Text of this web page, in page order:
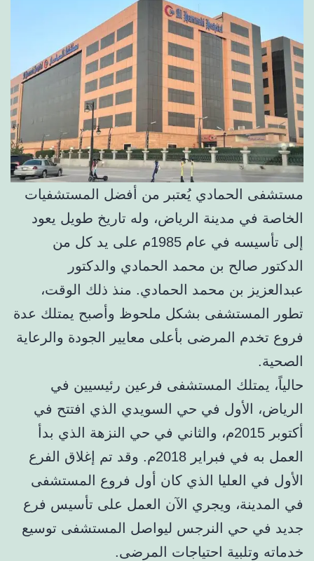
مستشفى الحمادي يُعتبر من أفضل المستشفيات
الخاصة في مدينة الرياض، وله تاريخ طويل يعود
إلى تأسيسه في عام 1985م على يد كل من
الدكتور صالح بن محمد الحمادي والدكتور
عبدالعزيز بن محمد الحمادي. منذ ذلك الوقت،
تطور المستشفى بشكل ملحوظ وأصبح يمتلك عدة
فروع تخدم المرضى بأعلى معايير الجودة والرعاية
الصحية.
حالياً، يمتلك المستشفى فرعين رئيسيين في
الرياض، الأول في حي السويدي الذي افتتح في
أكتوبر 2015م، والثاني في حي النزهة الذي بدأ
العمل به في فبراير 2018م. وقد تم إغلاق الفرع
الأول في العليا الذي كان أول فروع المستشفى
في المدينة، ويجري الآن العمل على تأسيس فرع
جديد في حي النرجس ليواصل المستشفى توسيع
خدماته وتلبية احتياجات المرضى.